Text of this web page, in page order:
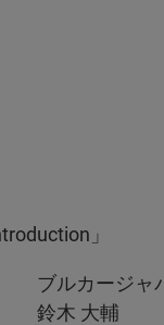
」
式会社
輔